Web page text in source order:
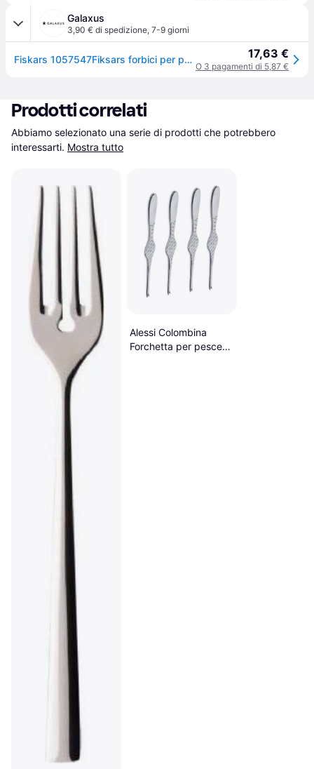
Galaxus
3,90 € di spedizione, 7-9 giorni
Fiskars 1057547Fiksars forbici per pesci, nere, Utensili da cucina, Arancia, Nero 17,63 €
O 3 pagamenti di 5,87 €
Prodotti correlati
Abbiamo selezionato una serie di prodotti che potrebbero
interessarti. Mostra tutto
Alessi Colombina
Forchetta per pesce